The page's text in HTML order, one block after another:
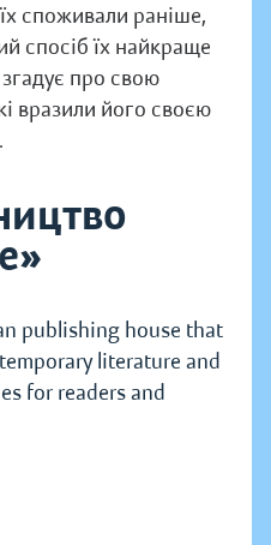
споживали раніше,
спосіб їх найкраще
про свою
вразили його своєю
publishing house that
literature and
for readers and